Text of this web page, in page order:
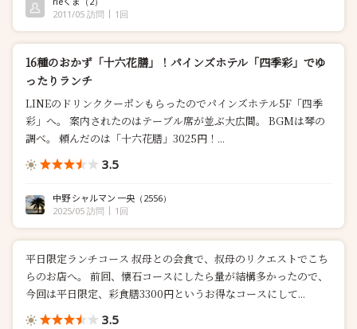
れる...
2011/05 訪問
1回
16種のおかず「十六花膳」！パインズホテル「四季彩」でゆ
ったりランチ
LINEのドリンククーポンもらったのでパインズホテル5F「四季
彩」へ。 案内されたのはテーブル席が並ぶ大広間。 BGMは琴の
調べ。 頼んだのは「十六花膳」3025円！...
3.5
中野 シャルマン 一央 （2556）
2025/05 訪問
1回
平日限定ランチコース 叔母との会食で、叔母のリクエストでこち
らのお店へ。 前回、懐石コースにしたら量が結構多かったので、
今回は平日限定、彩食膳3300円というお得なコースにして...
3.5